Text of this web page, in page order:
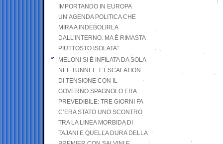
IMPORTANDO IN EUROPA
UN’AGENDA POLITICA CHE
MIRA A INDEBOLIRLA
DALL’INTERNO. MA È RIMASTA
PIUTTOSTO ISOLATA”
MELONI SI È INFILATA DA SOLA
NEL TUNNEL. L’ESCALATION
DI TENSIONE CON IL
GOVERNO SPAGNOLO ERA
PREVEDIBILE: TRE GIORNI FA
C’ERA STATO UNO SCONTRO
TRA LA LINEA MORBIDA DI
TAJANI E QUELLA DURA DELLA